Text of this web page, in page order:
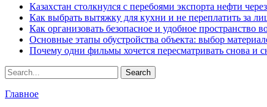
Казахстан столкнулся с перебоями экспорта нефти
Как выбрать вытяжку для кухни и не переплатить за
Как организовать безопасное и удобное пространство
Основные этапы обустройства объекта: выбор
Почему одни фильмы хочется пересматривать снова и
Главное